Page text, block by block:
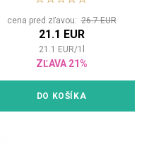
cena pred zľavou:26.7 EUR
21.1 EUR
21.1 EUR/1
ZĽAVA 21%
DO KOŠÍKA